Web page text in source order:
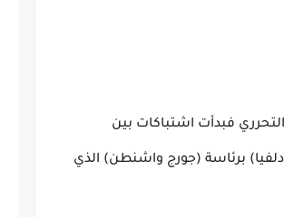
فبدأت اشتباكات بين
برئاسة (جورج واشنطن) الذي